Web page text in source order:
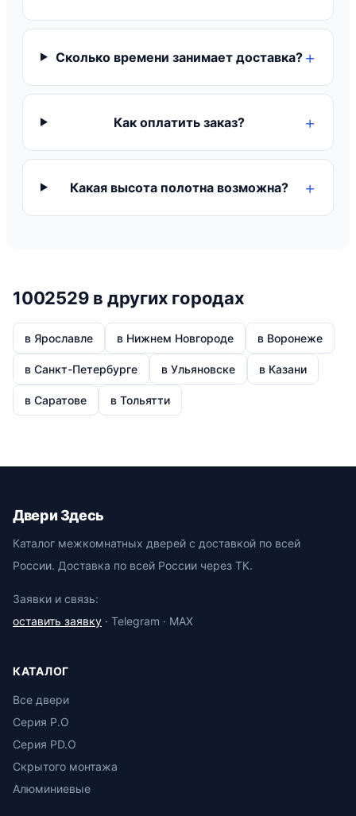
Сколько времени занимает доставка?
Как оплатить заказ?
Какая высота полотна возможна?
1002529 в других городах
в Ярославле в Нижнем Новгороде в Воронеже
в Санкт-Петербурге в Ульяновске в Казани
в Саратове в Тольятти
Двери Здесь
Каталог межкомнатных дверей с доставкой по всей
России. Доставка по всей России через ТК.
Заявки и связь:
оставить заявку · Telegram · MAX
КАТАЛОГ
Все двери
Серия P.O
Серия PD.O
Скрытого монтажа
Алюминиевые